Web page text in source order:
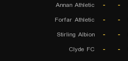
-
-
Annan Athletic
-
-
Forfar Athletic
-
-
Stirling Albion
-
-
Clyde FC